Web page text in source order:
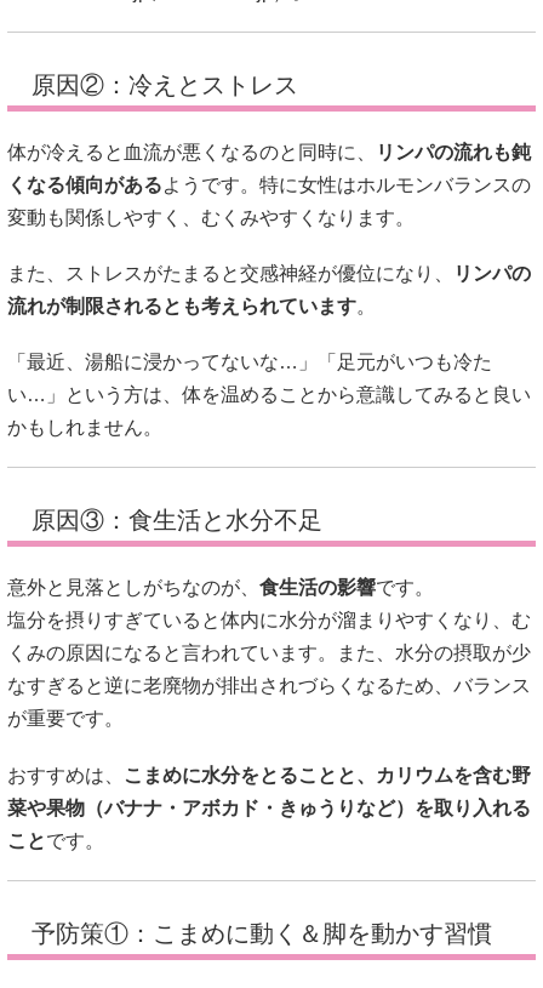
原因②：冷えとストレス
体が冷えると血流が悪くなるのと同時に、
リンパの流れも鈍
くなる傾向があるようです。特に女性はホルモンバランスの
変動も関係しやすく、むくみやすくなります。
また、ストレスがたまると交感神経が優位になり、
リンパの
流れが制限されるとも考えられています。
「最近、湯船に浸かってないな…」「足元がいつも冷た
い…」という方は、体を温めることから意識してみると良い
かもしれません。
原因③：食生活と水分不足
意外と見落としがちなのが、 食生活の影響です。
塩分を摂りすぎていると体内に水分が溜まりやすくなり、む
くみの原因になると言われています。また、水分の摂取が少
なすぎると逆に老廃物が排出されづらくなるため、バランス
が重要です。
おすすめは、
こまめに水分をとることと、カリウムを含む野
菜や果物（バナナ・アボカド・きゅうりなど）を取り入れる
ことです。
予防策①：こまめに動く＆脚を動かす習慣